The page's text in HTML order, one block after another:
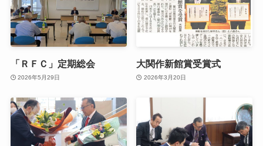
「ＲＦＣ」定期総会
2026年5月29日
大関作新館賞受賞式
2026年3月20日